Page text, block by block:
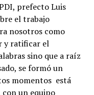
prefecto Luis
el trabajo
nosotros como
y ratificar el
sino que a raíz
se formó un
momentos está
un equipo